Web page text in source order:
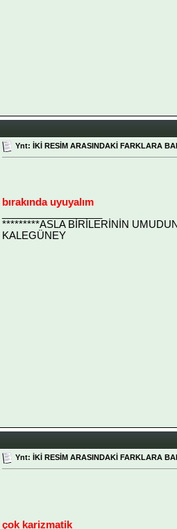
Ynt: İKİ RESİM ARASINDAKİ FARKLARA
bırakında uyuyalım
*********ASLA BİRİLERİNİN
KALEGÜNEY
Ynt: İKİ RESİM ARASINDAKİ FARKLARA
çok karizmatik